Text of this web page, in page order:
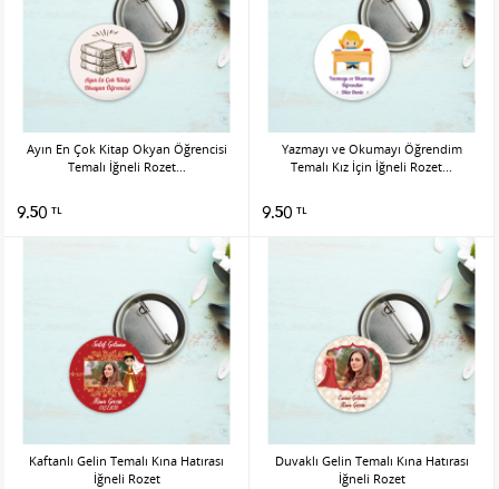
Ayın En Çok Kitap Okyan Öğrencisi
Temalı İğneli Rozet...
9.50 TL
Yazmayı ve Okumayı Öğrendim
Temalı Kız İçin İğneli Rozet...
9.50 TL
Kaftanlı Gelin Temalı Kına Hatırası
İğneli Rozet
Duvaklı Gelin Temalı Kına Hatırası
İğneli Rozet